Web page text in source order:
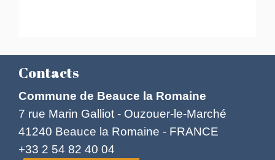
Contacts
Commune de Beauce la Romaine
7 rue Marin Galliot - Ouzouer-le-Marché
41240 Beauce la Romaine - FRANCE
+33 2 54 82 40 04